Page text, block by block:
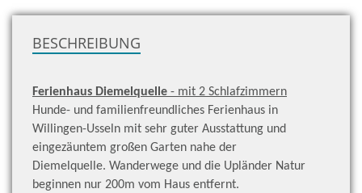
BESCHREIBUNG
Ferienhaus Diemelquelle - mit 2 Schlafzimmern
Hunde- und familienfreundliches Ferienhaus in
Willingen-Usseln mit sehr guter Ausstattung und
eingezäuntem großen Garten nahe der
Diemelquelle. Wanderwege und die Upländer Natur
beginnen nur 200m vom Haus entfernt.